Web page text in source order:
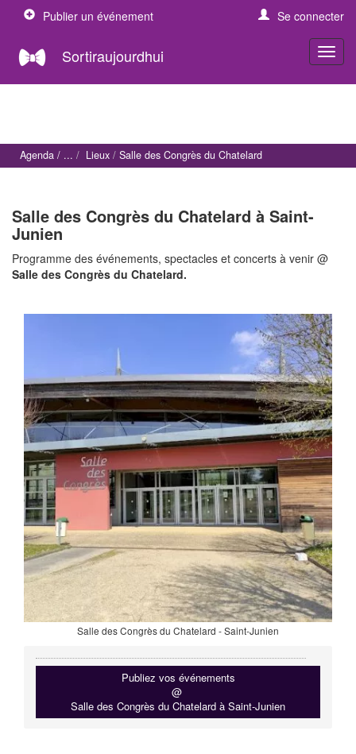
Publier un événement Se connecter
Sortiraujourdhui
Agenda Lieux Salle des Congrès du Chatelard
Salle des Congrès du Chatelard à Saint-
Junien
Programme des événements, spectacles et concerts à venir @
Salle des Congrès du Chatelard.
Salle des Congrès du Chatelard - Saint-Junien
Publiez vos événements
@
Salle des Congrès du Chatelard à Saint-Junien